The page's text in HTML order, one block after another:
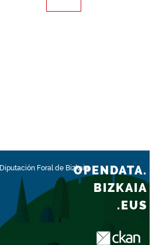
Diputación Foral de BizkaiaOPENDATA.
BIZKAIA
.EUS